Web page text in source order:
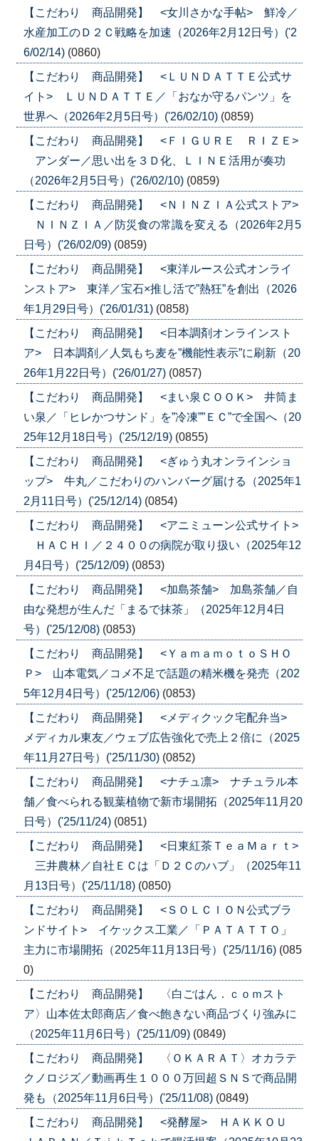
【こだわり 商品開発】 <女川さかな手帖> 鮮冷／
水産加工のＤ２Ｃ戦略を加速（2026年2月12日号）('2
6/02/14) (0860)
【こだわり 商品開発】 <ＬＵＮＤＡＴＴＥ公式サ
イト> ＬＵＮＤＡＴＴＥ／「おなか守るパンツ」を
世界へ（2026年2月5日号）('26/02/10) (0859)
【こだわり 商品開発】 <ＦＩＧＵＲＥ ＲＩＺＥ>
アンダー／思い出を３Ｄ化、ＬＩＮＥ活用が奏功
（2026年2月5日号）('26/02/10) (0859)
【こだわり 商品開発】 <ＮＩＮＺＩＡ公式ストア>
ＮＩＮＺＩＡ／防災食の常識を変える（2026年2月5
日号）('26/02/09) (0859)
【こだわり 商品開発】 <東洋ルース公式オンライ
ンストア> 東洋／宝石×推し活で”熱狂”を創出（2026
年1月29日号）('26/01/31) (0858)
【こだわり 商品開発】 <日本調剤オンラインスト
ア> 日本調剤／人気もち麦を”機能性表示”に刷新（20
26年1月22日号）('26/01/27) (0857)
【こだわり 商品開発】 <まい泉ＣＯＯＫ> 井筒ま
い泉／「ヒレかつサンド」を”冷凍””ＥＣ”で全国へ（20
25年12月18日号）('25/12/19) (0855)
【こだわり 商品開発】 <ぎゅう丸オンラインショ
ップ> 牛丸／こだわりのハンバーグ届ける（2025年1
2月11日号）('25/12/14) (0854)
【こだわり 商品開発】 <アニミューン公式サイト>
ＨＡＣＨＩ／２４００の病院が取り扱い（2025年12
月4日号）('25/12/09) (0853)
【こだわり 商品開発】 <加島茶舗> 加島茶舗／自
由な発想が生んだ「まるで抹茶」（2025年12月4日
号）('25/12/08) (0853)
【こだわり 商品開発】 <ＹａｍａｍｏｔｏＳＨＯ
Ｐ> 山本電気／コメ不足で話題の精米機を発売（202
5年12月4日号）('25/12/06) (0853)
【こだわり 商品開発】 <メディクック宅配弁当>
メディカル東友／ウェブ広告強化で売上２倍に（2025
年11月27日号）('25/11/30) (0852)
【こだわり 商品開発】 <ナチュ凛> ナチュラル本
舗／食べられる観葉植物で新市場開拓（2025年11月20
日号）('25/11/24) (0851)
【こだわり 商品開発】 <日東紅茶ＴｅａＭａｒｔ>
三井農林／自社ＥＣは「Ｄ２Ｃのハブ」（2025年11
月13日号）('25/11/18) (0850)
【こだわり 商品開発】 <ＳＯＬＣＩＯＮ公式ブラ
ンドサイト> イケックス工業／「ＰＡＴＡＴＴＯ」
主力に市場開拓（2025年11月13日号）('25/11/16) (085
0)
【こだわり 商品開発】 〈白ごはん．ｃｏｍスト
ア〉山本佐太郎商店／食べ飽きない商品づくり強みに
（2025年11月6日号）('25/11/09) (0849)
【こだわり 商品開発】 〈ＯＫＡＲＡＴ〉オカラテ
クノロジズ／動画再生１０００万回超ＳＮＳで商品開
発も（2025年11月6日号）('25/11/08) (0849)
【こだわり 商品開発】 <発酵屋> ＨＡＫＫＯＵ